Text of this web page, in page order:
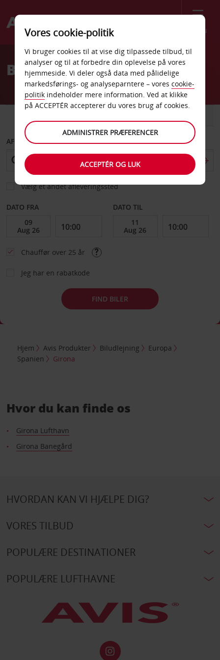
Menu
Welcome
AvisBilleje Girona
AFHENT FRA
Vælg et andet afleveringssted
DATO FRA DATO TIL
Chauffør over 25 år
Jeg har en rabatkode
FIND BILER
Hjem Avis Produkter Biludlejning
Europa
Spanien
Girona
Hvor du kan finde os
Girona Lufthavn
Girona Banegård
HVORDAN KAN VI HJÆLPE DIG?
VORES TILBUD
POPULÆRE DESTINATIONER
POPULÆRE LUFTHAVNE
Vores cookie-politik
Vi bruger cookies til at vise dig tilpassede tilbud, til
analyser og til at forbedre din oplevelse på vores
hjemmeside. Vi deler også data med pålidelige
markedsførings- og analyseparntere – vores cookie-
politik indeholder mere information. Ved at klikke
på ACCEPTÉR accepterer du vores brug af cookies.
ADMINISTRER PRÆFERENCER
ACCEPTÉR OG LUK